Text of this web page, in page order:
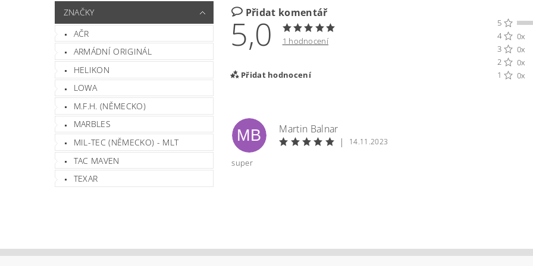
ZNAČKY
AČR
ARMÁDNÍ ORIGINÁL
HELIKON
LOWA
M.F.H. (NĚMECKO)
MARBLES
MIL-TEC (NĚMECKO) - MLT
TAC MAVEN
TEXAR
Přidat komentář
5,0 1 hodnocení
Přidat hodnocení
5
4
0x
3
0x
2
0x
1
0x
MB
Martin Balnar
|
14.11.2023
super